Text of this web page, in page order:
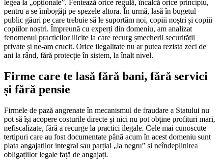
legea la „opționale”. Fentează orice regulă, încalcă orice principiu,
pentru a se îmbogăți pe spezele altora. În urmă, lasă în bugetul
public găuri pe care trebuie să le suportăm noi, copiii noștri și copiii
copiilor noștri. Împreună cu experți din domeniu, am analizat
fenomenul practicilor ilicite la care recurg șmecherii securității
private și ne-am crucit. Orice ilegalitate nu ar putea rezista zeci de
ani la rând, fără protecție în sistem, la înalt nivel.
Firme care te lasă fără bani, fără servici
și fără pensie
Firmele de pază angrenate în mecanismul de fraudare a Statului nu
pot să își acopere costurile directe și nici nu pot obține profituri mari,
nefiscalizate, fără a recurge la practici ilegale. Cele mai cunoscute
tertipuri care au fost documentate până acum în acest domeniu sunt
plata angajaților integral sau parțial „la negru” și neîndeplinirea
obligațiilor legale față de angajați.